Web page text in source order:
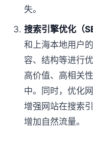
失。
搜索引擎优化（
和上海本地用户
容、结构等进行
高价值、高相关
中。同时，优化
增强网站在搜索
增加自然流量。